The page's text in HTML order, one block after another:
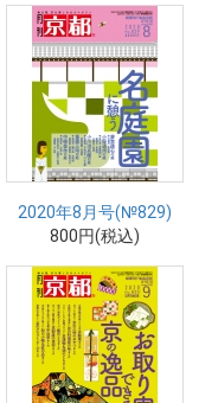
2020年8月号(№829)
800円(税込)